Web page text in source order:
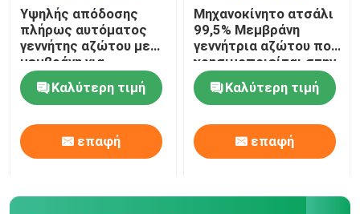
Υψηλής απόδοσης
πλήρως αυτόματος
γεννήτης αζώτου με
μεμβράνη για
πετροχημικές
Καλύτερη τιμή
επαφή
Μηχανοκίνητο ατσάλι
99,5% Μεμβράνη
γεννήτρια αζώτου που
χρησιμοποιείται στην
πετροχημική
βιομηχανία
Καλύτερη τιμή
επαφή